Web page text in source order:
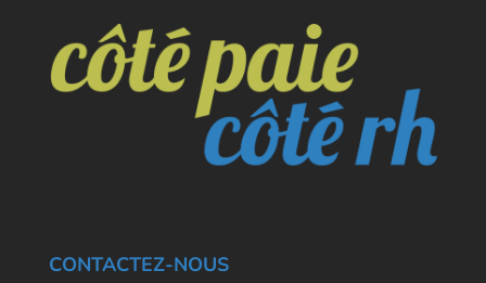
CONTACTEZ-NOUS